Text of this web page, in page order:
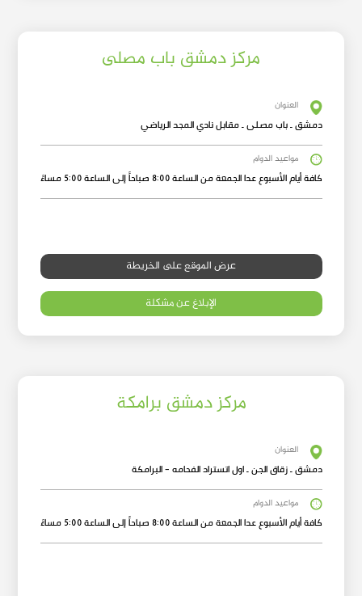
مركز دمشق باب مصلى
العنوان
دمشق ـ باب مصلى ـ مقابل نادي المجد الرياضي
مواعيد الدوام
كافة أيام الأسبوع عدا الجمعة من الساعة 8:00 صباحاً إلى الساعة 5:00 مساءً
عرض الموقع على الخريطة
الإبلاغ عن مشكلة
مركز دمشق برامكة
العنوان
دمشق ـ زقاق الجن ـ اول اتستراد الفحامه - البرامكة
مواعيد الدوام
كافة أيام الأسبوع عدا الجمعة من الساعة 8:00 صباحاً إلى الساعة 5:00 مساءً